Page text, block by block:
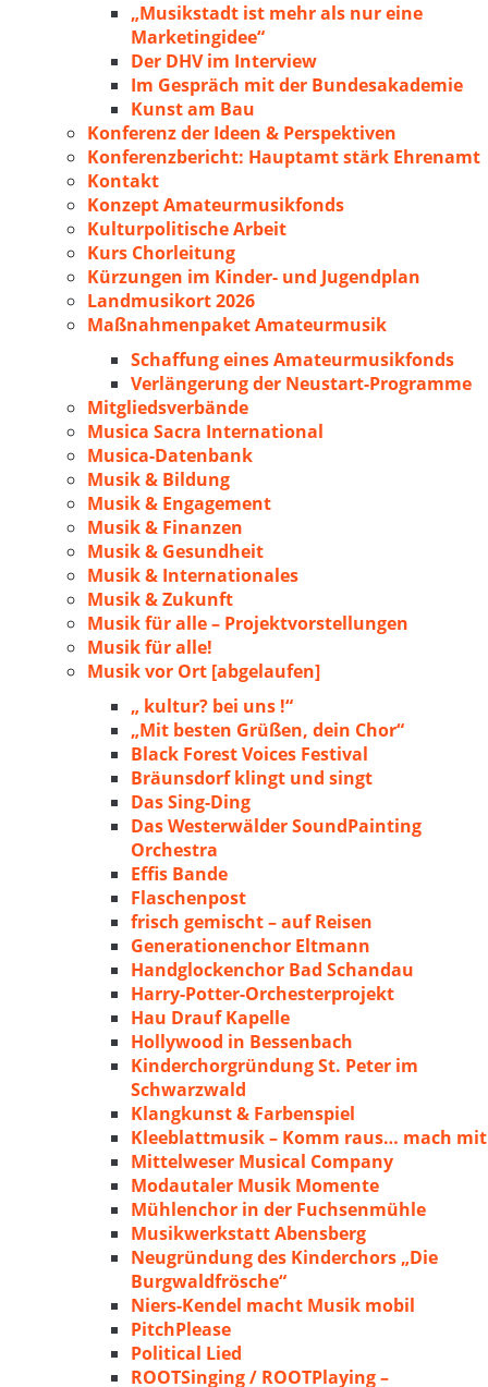
„Musikstadt ist mehr als nur eine
Marketingidee“
Der DHV im Interview
Im Gespräch mit der Bundesakademie
Kunst am Bau
Konferenz der Ideen & Perspektiven
Konferenzbericht: Hauptamt stärk Ehrenamt
Kontakt
Konzept Amateurmusikfonds
Kulturpolitische Arbeit
Kurs Chorleitung
Kürzungen im Kinder- und Jugendplan
Landmusikort 2026
Maßnahmenpaket Amateurmusik
Schaffung eines Amateurmusikfonds
Verlängerung der Neustart-Programme
Mitgliedsverbände
Musica Sacra International
Musica-Datenbank
Musik & Bildung
Musik & Engagement
Musik & Finanzen
Musik & Gesundheit
Musik & Internationales
Musik & Zukunft
Musik für alle – Projektvorstellungen
Musik für alle!
Musik vor Ort [abgelaufen]
„ kultur? bei uns !“
„Mit besten Grüßen, dein Chor“
Black Forest Voices Festival
Bräunsdorf klingt und singt
Das Sing-Ding
Das Westerwälder SoundPainting
Orchestra
Effis Bande
Flaschenpost
frisch gemischt – auf Reisen
Generationenchor Eltmann
Handglockenchor Bad Schandau
Harry-Potter-Orchesterprojekt
Hau Drauf Kapelle
Hollywood in Bessenbach
Kinderchorgründung St. Peter im
Schwarzwald
Klangkunst & Farbenspiel
Kleeblattmusik – Komm raus… mach mit
Mittelweser Musical Company
Modautaler Musik Momente
Mühlenchor in der Fuchsenmühle
Musikwerkstatt Abensberg
Neugründung des Kinderchors „Die
Burgwaldfrösche“
Niers-Kendel macht Musik mobil
PitchPlease
Political Lied
ROOTSinging / ROOTPlaying –